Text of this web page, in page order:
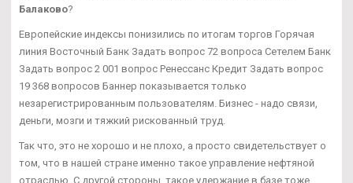
Балаково?
Европейские индексы понизились по итогам торгов Горячая
линия Восточный Банк Задать вопрос 72 вопроса Сетелем Банк
Задать вопрос 2 001 вопрос Ренессанс Кредит Задать вопрос
19 368 вопросов Баннер показывается только
незарегистрированным пользователям. Бизнес - надо связи,
деньги, мозги и тяжкий рискованный труд.
Так что, это не хорошо и не плохо, а просто свидетельствует о
том, что в нашей стране именно такое управление нефтяной
отраслью. С другой стороны, такое удержание в базе тоже